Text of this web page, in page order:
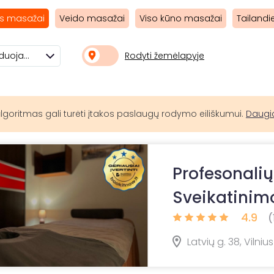
masažai Veido masažai Viso kūno masažai
Rekomenduojami Rodyti žemėlapyje
gali turėti įtakos paslaugų rodymo eiliškumui.
4.9
Latvių g. 38, Vilnius